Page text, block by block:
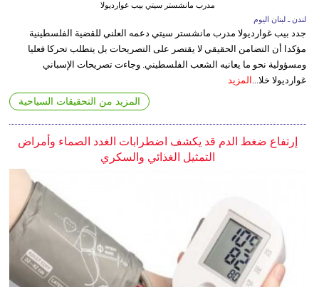
مدرب مانشستر سيتي بيب غوارديولا
لندن ـ لبنان اليوم
جدد بيب غوارديولا مدرب مانشستر سيتي دعمه العلني للقضية الفلسطينية
مؤكدا أن التضامن الحقيقي لا يقتصر على التصريحات بل يتطلب تحركا فعليا
ومسؤولية نحو ما يعانيه الشعب الفلسطيني. وجاءت تصريحات الإسباني
غوارديولا خلا... المزيد
المزيد من التحقيقات السياحية
إرتفاع ضغط الدم قد يكشف اضطرابات الغدد الصماء وأمراض
التمثيل الغذائي والسكري